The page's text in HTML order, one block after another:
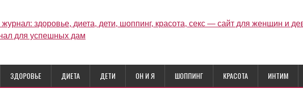
ЗДОРОВЬЕ ДИЕТА ДЕТИ ОН И Я ШОППИНГ КРАСОТА ИНТИМ